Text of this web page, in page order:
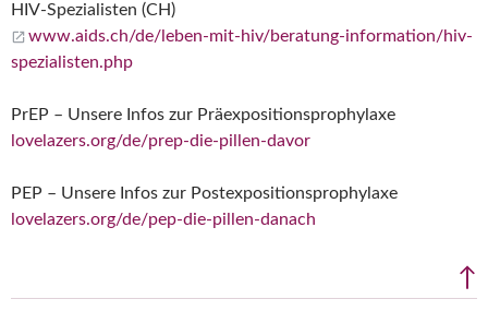
HIV-Spezialisten (CH)
www.aids.ch/de/leben-mit-hiv/beratung-information/hiv-
spezialisten.php
PrEP – Unsere Infos zur Präexpositionsprophylaxe
lovelazers.org/de/prep-die-pillen-davor
PEP – Unsere Infos zur Postexpositionsprophylaxe
lovelazers.org/de/pep-die-pillen-danach
↑